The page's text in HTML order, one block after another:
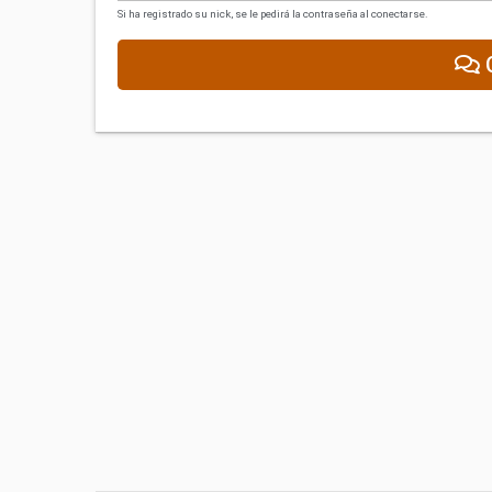
Si ha registrado su nick, se le pedirá la contraseña al conectarse.